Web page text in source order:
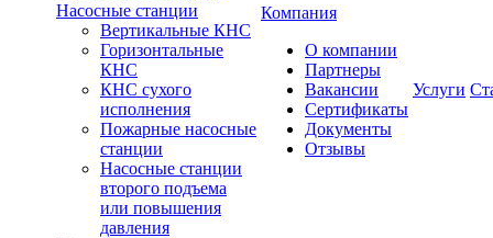
Насосные станции
Вертикальные КНС
Горизонтальные
КНС
КНС сухого
исполнения
Пожарные насосные
станции
Насосные cтанции
второго подъема
или повышения
давления
Компания
О компании
Партнеры
Вакансии
Сертификаты
Документы
Отзывы
Услуги